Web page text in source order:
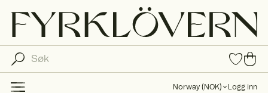
0
pro
ter i
0
pro
du
Norway ( NOK) Logg inn